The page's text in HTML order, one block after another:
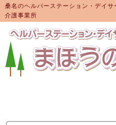
桑名のヘルパーステーション・デイ
介護事業所